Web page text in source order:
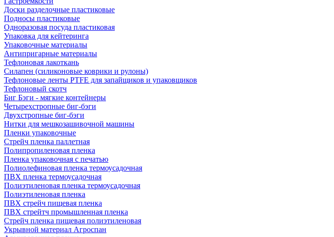
Доски разделочные пластиковые
Подносы пластиковые
Одноразовая посуда пластиковая
Упаковка для кейтеринга
Упаковочные материалы
Антипригарные материалы
Тефлоновая лакоткань
Силапен (силиконовые коврики и рулоны)
Тефлоновые ленты PTFE для запайщиков и упаковщиков
Тефлоновый скотч
Биг Бэги - мягкие контейнеры
Четырехстропные биг-бэги
Двухстропные биг-бэги
Нитки для мешкозашивочной машины
Пленки упаковочные
Стрейч пленка паллетная
Полипропиленовая пленка
Пленка упаковочная с печатью
Полиолефиновая пленка термоусадочная
ПВХ пленка термоусадочная
Полиэтиленовая пленка термоусадочная
Полиэтиленовая пленка
ПВХ стрейч пищевая пленка
ПВХ стрейтч промышленная пленка
Стрейч пленка пищевая полиэтиленовая
Укрывной материал Агроспан